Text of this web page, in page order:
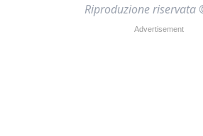
Riproduzione riservata